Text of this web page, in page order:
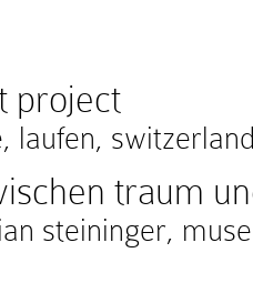
project
laufen,
traum
steininger,